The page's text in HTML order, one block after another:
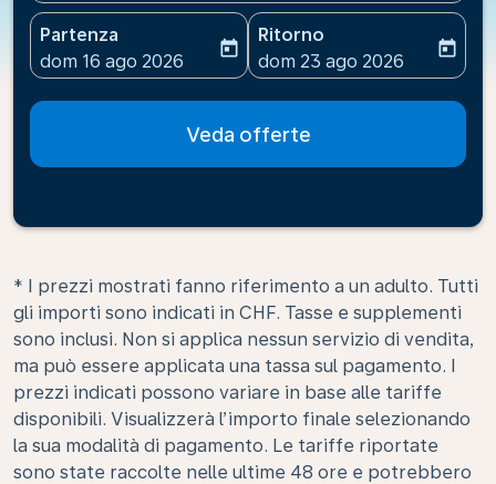
Partenza
fc-booking-departure-date-aria-label
dom 16 ago 2026
today
Ritorno
fc-booking-return-date-
dom 23 ago 2026
today
Veda offerte
* I prezzi mostrati fanno riferimento a un adulto. Tutti
gli importi sono indicati in CHF. Tasse e supplementi
sono inclusi. Non si applica nessun servizio di vendita,
ma può essere applicata una tassa sul pagamento. I
prezzi indicati possono variare in base alle tariffe
disponibili. Visualizzerà l’importo finale selezionando
la sua modalità di pagamento. Le tariffe riportate
sono state raccolte nelle ultime 48 ore e potrebbero